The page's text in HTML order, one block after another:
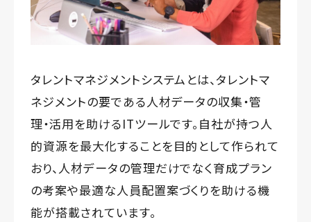
タレントマネジメントシステムとは、タレントマ
ネジメントの要である人材データの収集・管
理・活用を助けるITツールです。自社が持つ人
的資源を最大化することを目的として作られて
おり、人材データの管理だけでなく育成プラン
の考案や最適な人員配置案づくりを助ける機
能が搭載されています。